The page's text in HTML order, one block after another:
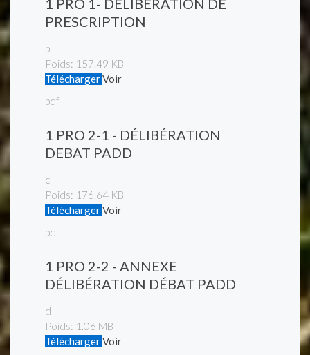
1 PRO 1- DÉLIBÉRATION DE
PRESCRIPTION
b
Poids: 157.49 KB
TéléchargerVoir
pdf
1 PRO 2-1 - DÉLIBÉRATION
DEBAT PADD
c
Poids: 176.64 KB
TéléchargerVoir
pdf
1 PRO 2-2 - ANNEXE
DÉLIBÉRATION DÉBAT PADD
d
Poids: 1.06 MB
TéléchargerVoir